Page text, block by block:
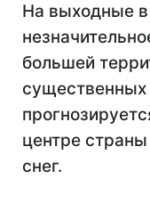
На выходные
большей
существенных
центре
снег.